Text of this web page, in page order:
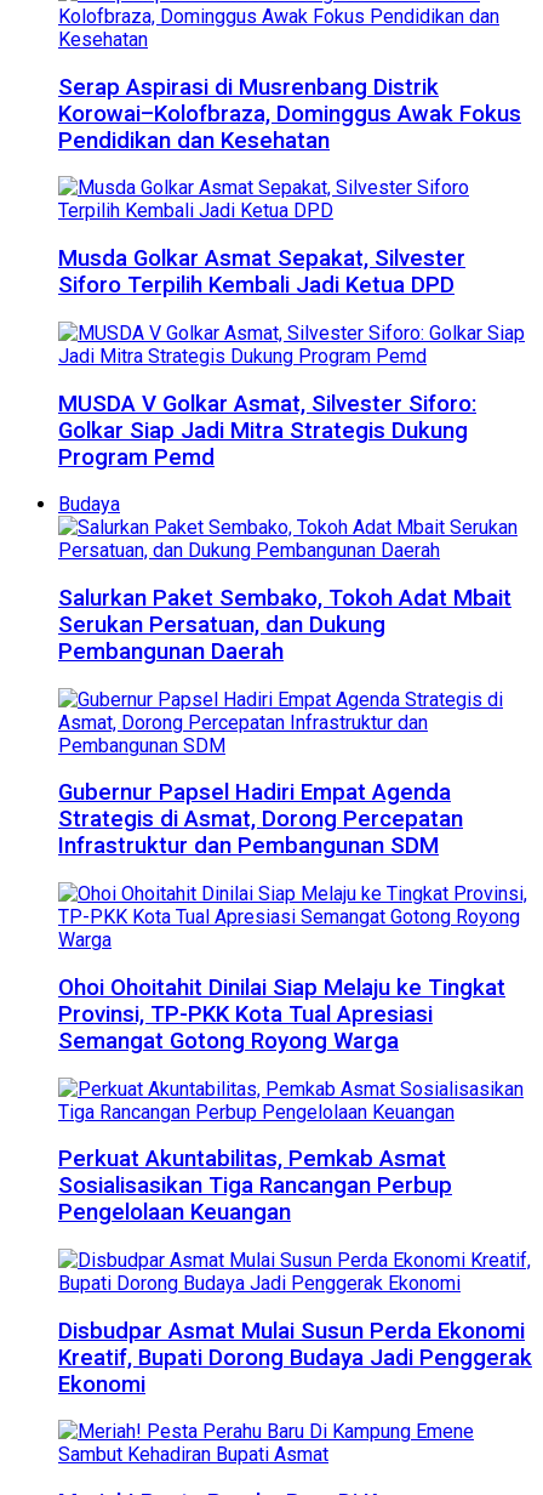
Serap Aspirasi di Musrenbang Distrik
Korowai–Kolofbraza, Dominggus Awak Fokus
Pendidikan dan Kesehatan
Musda Golkar Asmat Sepakat, Silvester
Siforo Terpilih Kembali Jadi Ketua DPD
MUSDA V Golkar Asmat, Silvester Siforo:
Golkar Siap Jadi Mitra Strategis Dukung
Program Pemd
Budaya
Salurkan Paket Sembako, Tokoh Adat Mbait
Serukan Persatuan, dan Dukung
Pembangunan Daerah
Gubernur Papsel Hadiri Empat Agenda
Strategis di Asmat, Dorong Percepatan
Infrastruktur dan Pembangunan SDM
Ohoi Ohoitahit Dinilai Siap Melaju ke Tingkat
Provinsi, TP-PKK Kota Tual Apresiasi
Semangat Gotong Royong Warga
Perkuat Akuntabilitas, Pemkab Asmat
Sosialisasikan Tiga Rancangan Perbup
Pengelolaan Keuangan
Disbudpar Asmat Mulai Susun Perda Ekonomi
Kreatif, Bupati Dorong Budaya Jadi Penggerak
Ekonomi